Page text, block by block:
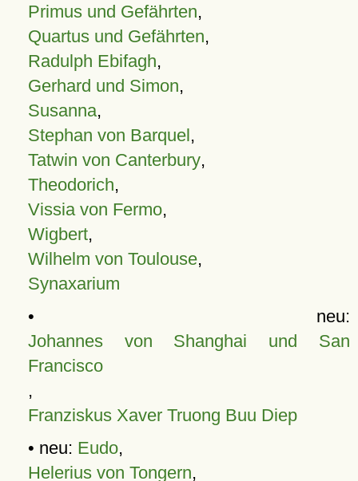
Primus und Gefährten,
Quartus und Gefährten,
Radulph Ebifagh,
Gerhard und Simon,
Susanna,
Stephan von Barquel,
Tatwin von Canterbury,
Theodorich,
Vissia von Fermo,
Wigbert,
Wilhelm von Toulouse,
Synaxarium
• neu:
Johannes von Shanghai und San
Francisco
,
Franziskus Xaver Truong Buu Diep
• neu: Eudo,
Helerius von Tongern,